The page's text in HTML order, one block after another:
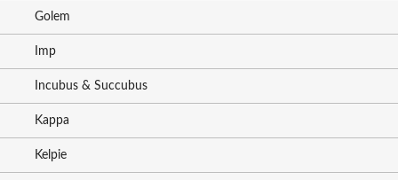
Golem
Imp
Incubus & Succubus
Kappa
Kelpie